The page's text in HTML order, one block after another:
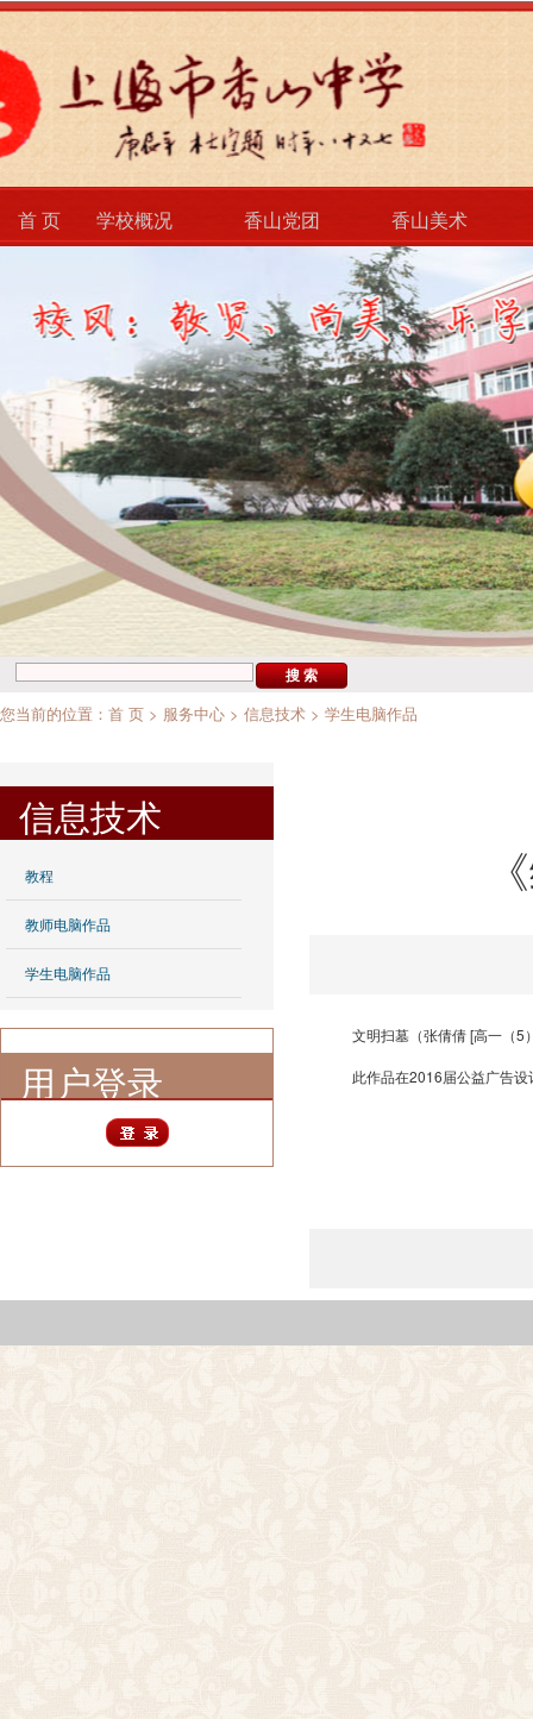
首 页 学校概况 香山党团 香山美术
您当前的位置： 首 页 > 服务中心 > 信息技术 > 学生电脑作品
信息技术
教程
教师电脑作品
学生电脑作品
用户登录
文明扫墓（张倩倩 [高一（5
此作品在2016届公益广告